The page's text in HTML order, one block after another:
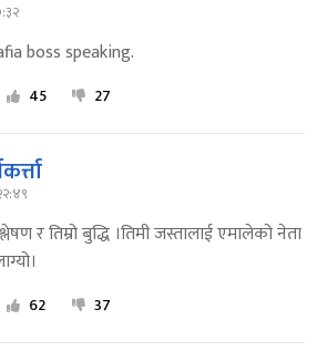
boss speaking.
45 27
र तिम्रो बुद्धि ।तिमी जस्तालाई एमालेको नेता
62 37